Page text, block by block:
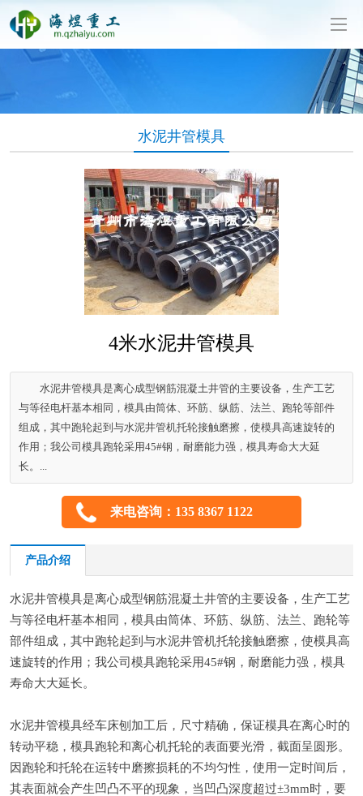
泥制管机生产厂家-山东海煜重工有限公司
水泥井管模具
4米水泥井管模具
水泥井管模具是离心成型钢筋混凝土井管的主要设备，生产工艺
与等径电杆基本相同，模具由筒体、环筋、纵筋、法兰、跑轮等部件
组成，其中跑轮起到与水泥井管机托轮接触磨擦，使模具高速旋转的
作用；我公司模具跑轮采用45#钢，耐磨能力强，模具寿命大大延
长。...
来电咨询：135 8367 1122
产品介绍
水泥井管模具是离心成型钢筋混凝土井管的主要设备，生产工艺
与等径电杆基本相同，模具由筒体、环筋、纵筋、法兰、跑轮等
部件组成，其中跑轮起到与水泥井管机托轮接触磨擦，使模具高
速旋转的作用；我公司模具跑轮采用45#钢，耐磨能力强，模具
寿命大大延长。
水泥井管模具经车床刨加工后，尺寸精确，保证模具在离心时的
转动平稳，模具跑轮和离心机托轮的表面要光滑，截面呈圆形。
因跑轮和托轮在运转中磨擦损耗的不均匀性，使用一定时间后，
其表面就会产生凹凸不平的现象，当凹凸深度超过±3mm时，要